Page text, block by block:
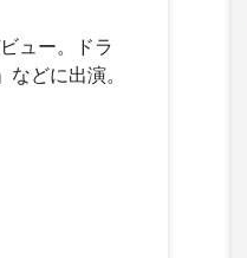
ュー。ドラ
」などに出演。